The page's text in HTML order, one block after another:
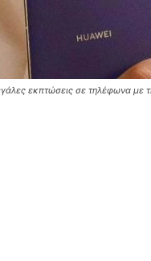
εκπτώσεις σε τηλέφωνα με